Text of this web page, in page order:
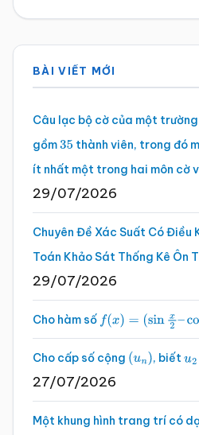
Sidebar
chính
BÀI VIẾT MỚI
Câu lạc bộ cờ của một
gồm35 thành viên, trong đó
ít nhất một trong hai môn cờ
29/07/2026
Chuyên Đề Xác Suất Có Điều
Toán Khảo Sát Thống Kê Ôn
29/07/2026
Cho hàm số f(x)=(sinx2 –cos
Cho cấp số cộng (un), biếtu2
27/07/2026
Một khung hình trang trí có